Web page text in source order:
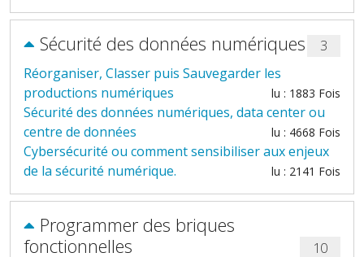
Sécurité des données numériques
3
Réorganiser, Classer puis Sauvegarder les
productions numériques
lu : 1883 Fois
Sécurité des données numériques, data center ou
centre de données
lu : 4668 Fois
Cybersécurité ou comment sensibiliser aux enjeux
de la sécurité numérique.
lu : 2141 Fois
Programmer des briques
fonctionnelles
10